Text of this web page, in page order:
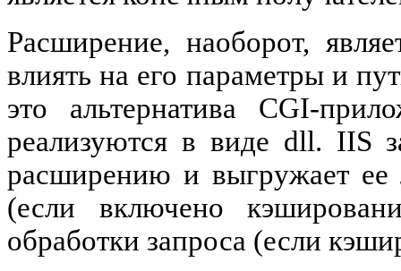
Расширение, наоборот,
влиять на его параметры и
это альтернатива CGI-
реализуются в виде dll. IIS
расширению и выгружает ее
(если включено
обработки запроса (если